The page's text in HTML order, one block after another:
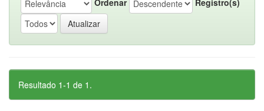
Resultado 1-1 de 1.